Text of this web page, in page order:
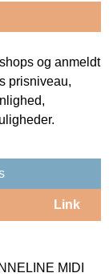
og anmeldt
prisniveau,
Link
MIDI